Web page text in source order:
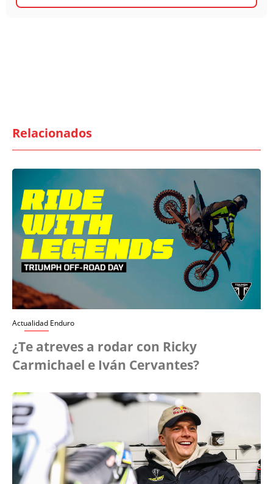
Relacionados
Actualidad Enduro
¿Te atreves a rodar con Ricky
Carmichael e Iván Cervantes?